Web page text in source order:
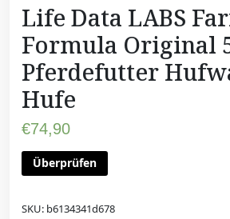
Life Data LABS
Formula Original
Pferdefutter
Hufe
€74,90
Überprüfen
SKU: b6134341d678